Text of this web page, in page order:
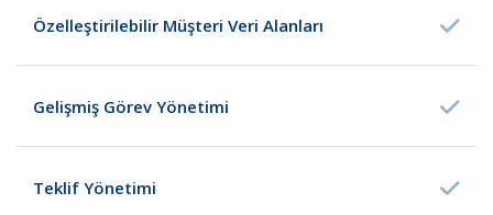
Özelleştirilebilir Müşteri Veri Alanları
Gelişmiş Görev Yönetimi
Teklif Yönetimi